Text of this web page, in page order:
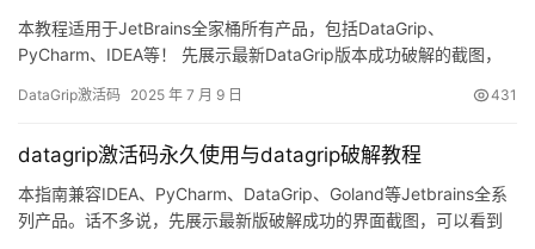
本教程适用于JetBrains全家桶所有产品，包括DataGrip、
PyCharm、IDEA等！ 先展示最新DataGrip版本成功破解的截图，
导，一步步教你如何永久激活DataGrip到2099年。 这个方法不仅
平台 兼…
DataGrip激活码 2025 年 7 月 9 日 431
datagrip激活码永久使用与datagrip破解教程
本指南兼容IDEA、PyCharm、DataGrip、Goland等Jetbrains全系
列产品。话不多说，先展示最新版破解成功的界面截图，可以看到